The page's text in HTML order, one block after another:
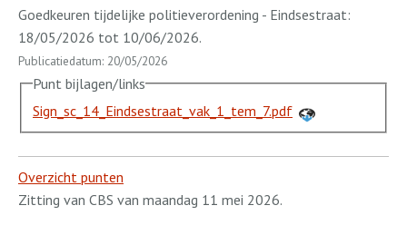
Goedkeuren tijdelijke politieverordening - Eindsestraat:
18/05/2026 tot 10/06/2026.
Publicatiedatum: 20/05/2026
Punt bijlagen/links
Sign_sc_14_Eindsestraat_vak_1_tem_7.pdf
Overzicht punten
Zitting van CBS van maandag 11 mei 2026.